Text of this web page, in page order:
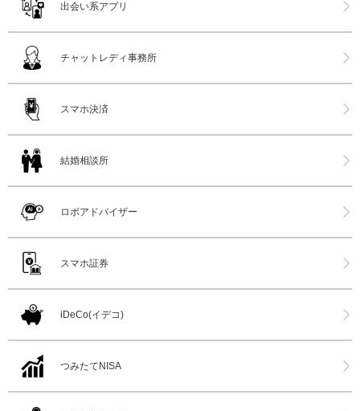
出会い系アプリ
チャットレディ事務所
スマホ決済
結婚相談所
ロボアドバイザー
スマホ証券
iDeCo(イデコ)
つみたてNISA